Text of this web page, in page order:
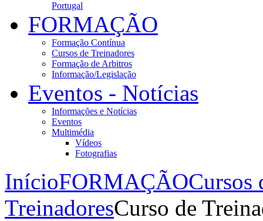
Portugal
FORMAÇÃO
Formação Contínua
Cursos de Treinadores
Formação de Arbitros
Informação/Legislação
Eventos - Notícias
Informações e Notícias
Eventos
Multimédia
Vídeos
Fotografias
InícioFORMAÇÃOCursos
TreinadoresCurso de